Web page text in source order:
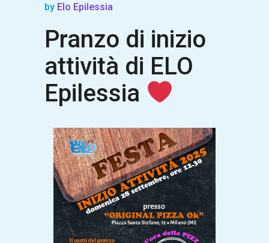
by Elo Epilessia
Pranzo di inizio
attività di ELO
Epilessia